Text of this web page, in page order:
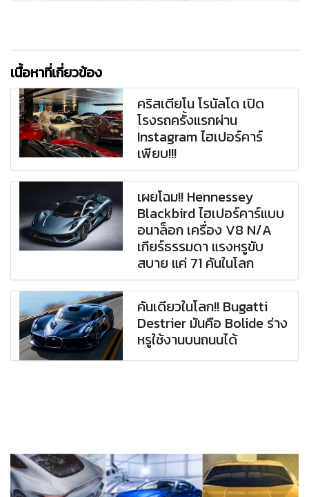
เนื้อหาที่เกี่ยวข้อง
คริสเตียโน โรนัลโด เปิด
โรงรถครั้งแรกผ่าน
Instagram ไฮเปอร์คาร์
เพียบ!!!
เผยโฉม!! Hennessey
Blackbird ไฮเปอร์คาร์แบบ
อนาล็อก เครื่อง V8 N/A
เกียร์ธรรมดา แรงหรูขับ
สบาย แค่ 71 คันในโลก
คันเดียวในโลก!! Bugatti
Destrier มันคือ Bolide ร่าง
หรูใช้งานบนถนนได้